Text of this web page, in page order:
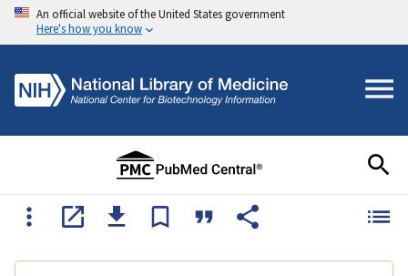
An official website of the United States government
Here's how you know